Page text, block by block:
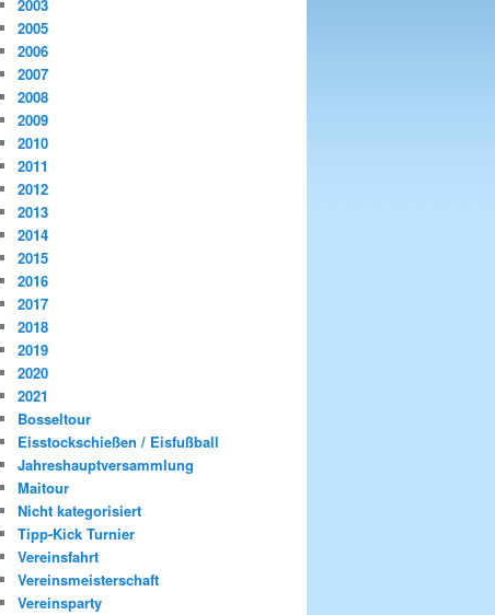
2003
2005
2006
2007
2008
2009
2010
2011
2012
2013
2014
2015
2016
2017
2018
2019
2020
2021
Bosseltour
Eisstockschießen / Eisfußball
Jahreshauptversammlung
Maitour
Nicht kategorisiert
Tipp-Kick Turnier
Vereinsfahrt
Vereinsmeisterschaft
Vereinsparty